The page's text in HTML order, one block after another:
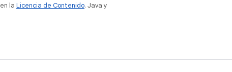
la Licencia de Contenido. Java y